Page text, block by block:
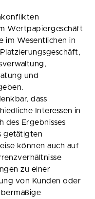
Wertpapiergeschäft
im Wesentlichen in
und
dass
Interessen in
des Ergebnisses
getätigten
können auch auf
zu einer
von Kunden oder